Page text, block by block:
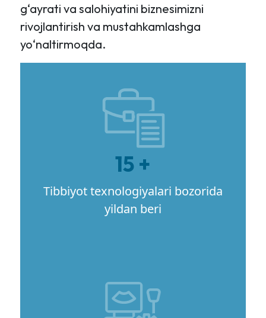
g‘ayrati va salohiyatini biznesimizni
rivojlantirish va mustahkamlashga
yo‘naltirmoqda.
15 +
Tibbiyot texnologiyalari bozorida
yildan beri